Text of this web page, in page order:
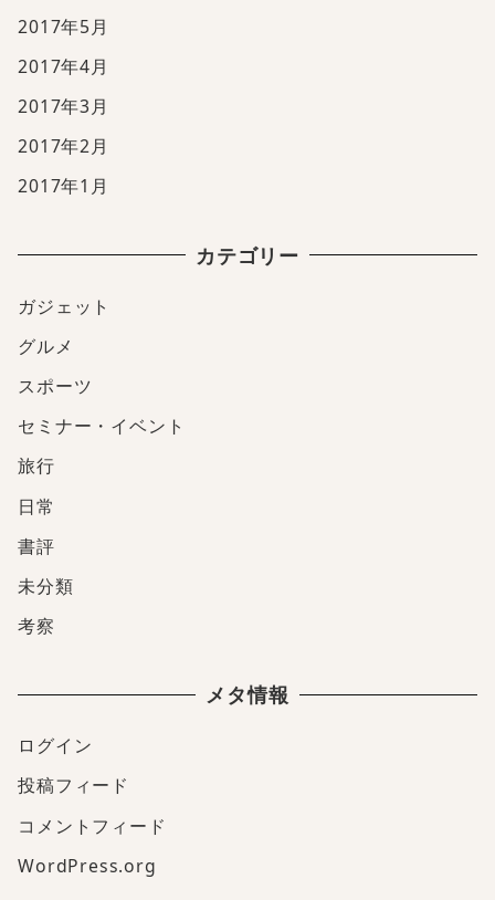
2017年5月
2017年4月
2017年3月
2017年2月
2017年1月
カテゴリー
ガジェット
グルメ
スポーツ
セミナー・イベント
旅行
日常
書評
未分類
考察
メタ情報
ログイン
投稿フィード
コメントフィード
WordPress.org